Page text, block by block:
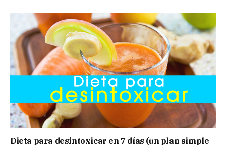
Dieta para desintoxicar en 7 días (un plan simple